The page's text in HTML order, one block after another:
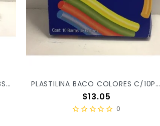
PLASTILINA BACO BARRA GRIS OBSCURO 74 X/100 PLASTILINA BACO COLORES C/10PZ X/100
Precio
$13.05
0